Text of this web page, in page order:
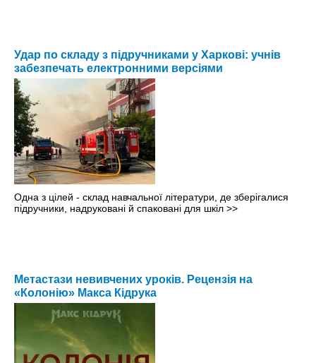
Удар по складу з підручниками у Харкові: учнів
забезпечать електронними версіями
Одна з цілей - склад навчальної літератури, де зберігалися
підручники, надруковані й спаковані для шкіл >>
Метастази невивчених уроків. Рецензія на
«Колонію» Макса Кідрука